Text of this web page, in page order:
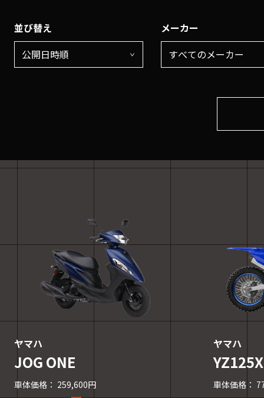
並び替え メーカー
ヤマハ
JOG ONE
車体価格： 259,600円
ヤマハ
YZ125X
車体価格：